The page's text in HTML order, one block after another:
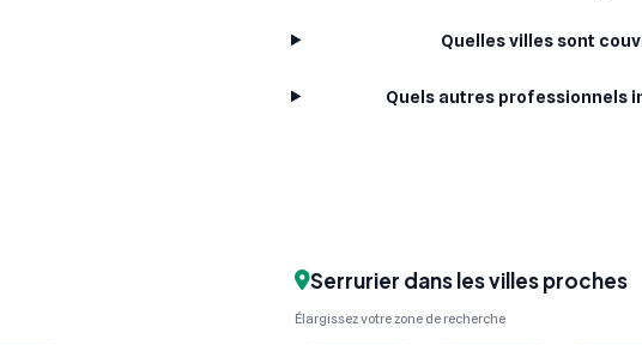
Quelles villes sont
Quels autres professionnels
Serrurier dans les villes proches
Élargissez votre zone de recherche